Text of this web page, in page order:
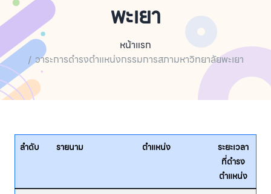
พะเยา
หน้าแรก
วาระการดำรงตำแหน่งกรรมการสภามหาวิทยาลัยพะเยา
ลำดับ รายนาม ตำแหน่ง
ระยะเวลา
ที่ดำรง
ตำแหน่ง